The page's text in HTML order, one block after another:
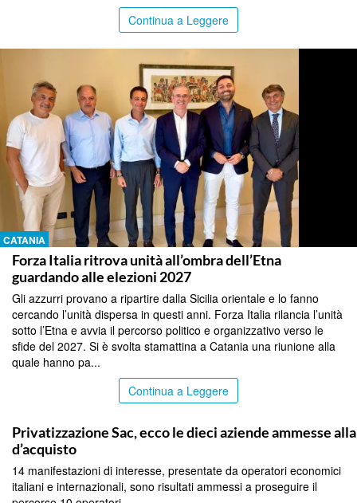
Continua a Leggere
CATANIA
Forza Italia ritrova unità all’ombra dell’Etna
guardando alle elezioni 2027
Gli azzurri provano a ripartire dalla Sicilia orientale e lo fanno
cercando l’unità dispersa in questi anni. Forza Italia rilancia l’unità
sotto l’Etna e avvia il percorso politico e organizzativo verso le
sfide del 2027. Si è svolta stamattina a Catania una riunione alla
quale hanno pa...
Continua a Leggere
Privatizzazione Sac, ecco le dieci aziende ammesse
d’acquisto
14 manifestazioni di interesse, presentate da operatori economici
italiani e internazionali, sono risultati ammessi a proseguire il